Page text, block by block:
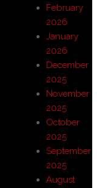
February
2026
January
2026
December
2025
November
2025
October
2025
September
2025
August